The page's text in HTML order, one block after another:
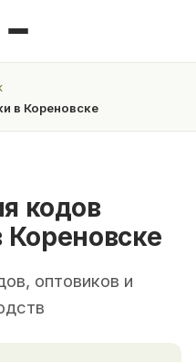
в Кореновске
кодов
оптовиков и